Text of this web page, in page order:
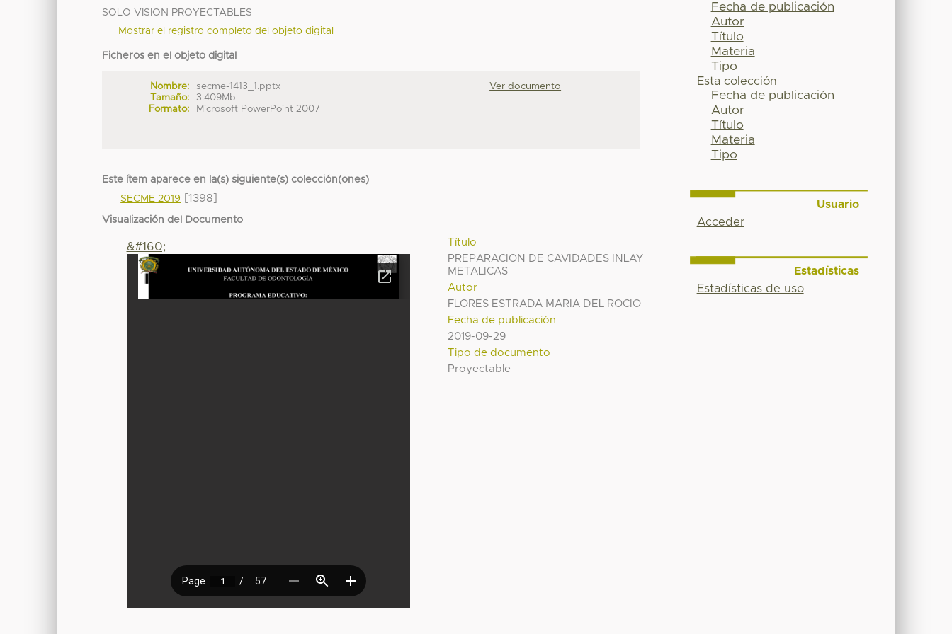
SOLO VISION PROYECTABLES
Mostrar el registro completo del objeto digital
Ficheros en el objeto digital
Nombre:
secme-1413_1.pptx
Tamaño:
3.409Mb
Formato:
Microsoft PowerPoint 2007
Ver documento
Este ítem aparece en la(s) siguiente(s) colección(ones)
SECME 2019
[1398]
Visualización del Documento
Título
PREPARACION DE CAVIDADES INLAY
METALICAS
Autor
FLORES ESTRADA MARIA DEL ROCIO
Fecha de publicación
2019-09-29
Tipo de documento
Proyectable
&#160;
Fecha de publicación
Autor
Título
Materia
Tipo
Esta colección
Fecha de publicación
Autor
Título
Materia
Tipo
Usuario
Acceder
Estadísticas
Estadísticas de uso